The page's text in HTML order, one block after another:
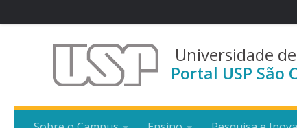
Universidade
Portal USP São